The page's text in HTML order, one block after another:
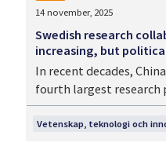
Vetenskap, teknologi och
14 november, 2025
Swedish research
increasing, but
In recent decades,
fourth largest research